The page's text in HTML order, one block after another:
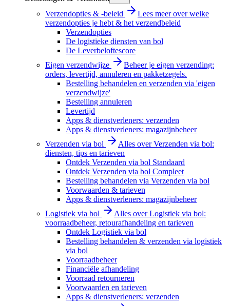
Verzendopties & -beleid
Lees meer over welke
verzendopties je hebt & het verzendbeleid
Verzendopties
De logistieke diensten van bol
De Leverbeloftescore
Eigen verzendwijze
Beheer je eigen verzending:
orders, levertijd, annuleren en pakketzegels.
Bestelling behandelen en verzenden via 'eigen
verzendwijze'
Bestelling annuleren
Levertijd
Apps & dienstverleners: verzenden
Apps & dienstverleners: magazijnbeheer
Verzenden via bol
Alles over Verzenden via bol:
diensten, tips en tarieven
Ontdek Verzenden via bol Standaard
Ontdek Verzenden via bol Compleet
Bestelling behandelen via Verzenden via bol
Voorwaarden & tarieven
Apps & dienstverleners: magazijnbeheer
Logistiek via bol
Alles over Logistiek via bol:
voorraadbeheer, retourafhandeling en tarieven
Ontdek Logistiek via bol
Bestelling behandelen & verzenden via logistiek
via bol
Voorraadbeheer
Financiële afhandeling
Voorraad retourneren
Voorwaarden en tarieven
Apps & dienstverleners: verzenden